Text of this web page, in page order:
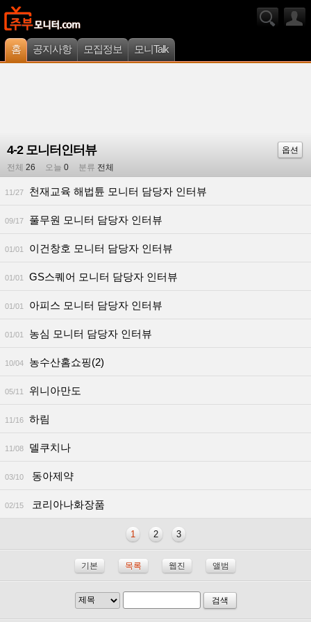
홈 공지사항 모집정보 모니Talk
4-2 모니터인터뷰
옵션
전체 26 오늘 0 분류 전체
11/27 천재교육 해법튠 모니터 담당자 인터뷰
09/17 풀무원 모니터 담당자 인터뷰
01/01 이건창호 모니터 담당자 인터뷰
01/01 GS스퀘어 모니터 담당자 인터뷰
01/01 아피스 모니터 담당자 인터뷰
01/01 농심 모니터 담당자 인터뷰
10/04 농수산홈쇼핑(2)
05/11 위니아만도
11/16 하림
11/08 델쿠치나
03/10 동아제약
02/15 코리아나화장품
1 2 3
기본 목록 웹진 앨범
검색